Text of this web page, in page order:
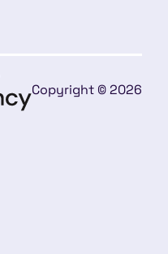
Copyright © 2026